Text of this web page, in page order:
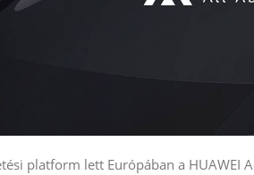
platform lett Európában a HUAWEI